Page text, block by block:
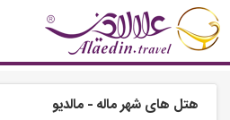
هتل های شهرماله - مالدیو